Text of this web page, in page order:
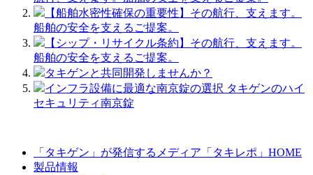
【船舶水密性確保の重要性】その航行、支えます。
船舶の安全を支えるご提案。
【シップ・リサイクル条約】その航行、支えます。
船舶の安全を支えるご提案。
タキゲンと共同開発しませんか？
インフラ設備に最適な南京錠の選択 タキゲンのハイ
セキュリティ南京錠
「タキゲン」が発信するメディア「タキレポ」HOME
製品情報